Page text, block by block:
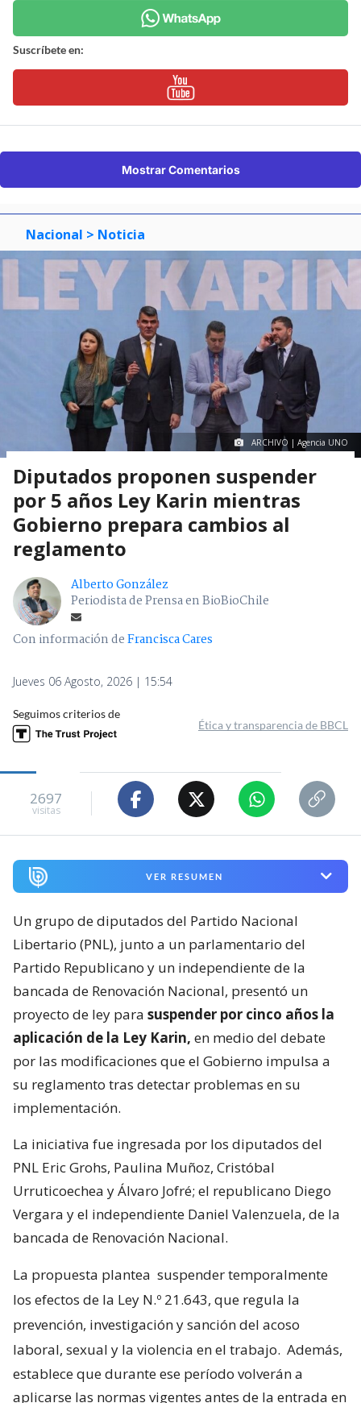
Suscríbete en:
Mostrar Comentarios
Nacional > Noticia
ARCHIVO | Agencia UNO
Diputados proponen suspender
por 5 años Ley Karin mientras
Gobierno prepara cambios al
reglamento
Alberto González
Periodista de Prensa en BioBioChile
Con información deFrancisca Cares
Jueves 06 Agosto, 2026 | 15:54
Seguimos criterios de
Ética y transparencia de BBCL
2697
visitas
VER RESUMEN
Un grupo de diputados del Partido Nacional
Libertario (PNL), junto a un parlamentario del
Partido Republicano y un independiente de la
bancada de Renovación Nacional, presentó un
proyecto de ley para suspender por cinco años la
aplicación de la Ley Karin, en medio del debate
por las modificaciones que el Gobierno impulsa a
su reglamento tras detectar problemas en su
implementación.
La iniciativa fue ingresada por los diputados del
PNL Eric Grohs, Paulina Muñoz, Cristóbal
Urruticoechea y Álvaro Jofré; el republicano Diego
Vergara y el independiente Daniel Valenzuela, de la
bancada de Renovación Nacional.
La propuesta plantea suspender temporalmente
los efectos de la Ley N.º 21.643, que regula la
prevención, investigación y sanción del acoso
laboral, sexual y la violencia en el trabajo. Además,
establece que durante ese período volverán a
aplicarse las normas vigentes antes de la entrada en